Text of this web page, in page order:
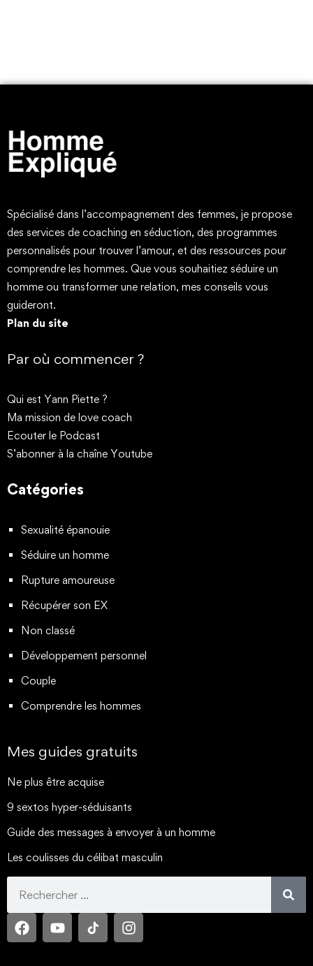
Spécialisé dans l’accompagnement des femmes, je propose
des services de coaching en séduction, des programmes
personnalisés pour trouver l’amour, et des ressources pour
comprendre les hommes. Que vous souhaitiez séduire un
homme ou transformer une relation, mes conseils vous
guideront.
Plan du site
Par où commencer ?
Qui est Yann Piette ?
Ma mission de love coach
Ecouter le Podcast
S’abonner à la chaîne Youtube
Catégories
Sexualité épanouie
Séduire un homme
Rupture amoureuse
Récupérer son EX
Non classé
Développement personnel
Couple
Comprendre les hommes
Mes guides gratuits
Ne plus être acquise
9 sextos hyper-séduisants
Guide des messages à envoyer à un homme
Les coulisses du célibat masculin